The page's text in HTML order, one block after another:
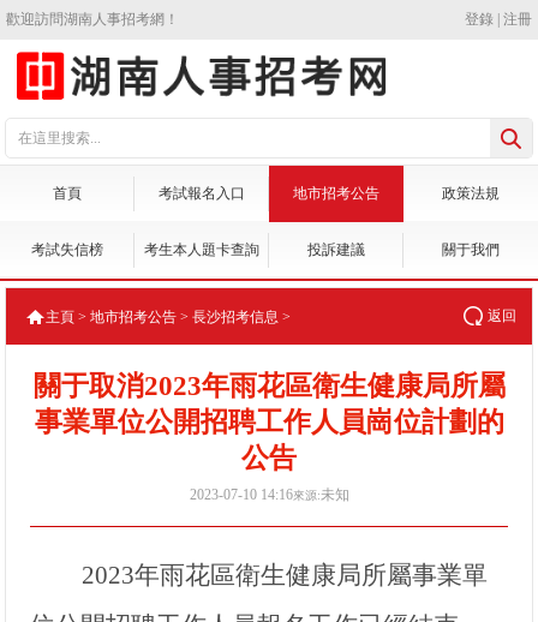
歡迎訪問湖南人事招考網！ 登錄 注冊
首頁 考試報名入口 地市招考公告 政策法規
考試失信榜 考生本人題卡查詢 投訴建議 關于我們
返回
主頁 >地市招考公告 >長沙招考信息 >
關于取消2023年雨花區衛生健康局所屬
事業單位公開招聘工作人員崗位計劃的
公告
2023-07-10 14:16來源:未知
2023年雨花區衛生健康局所屬事業單